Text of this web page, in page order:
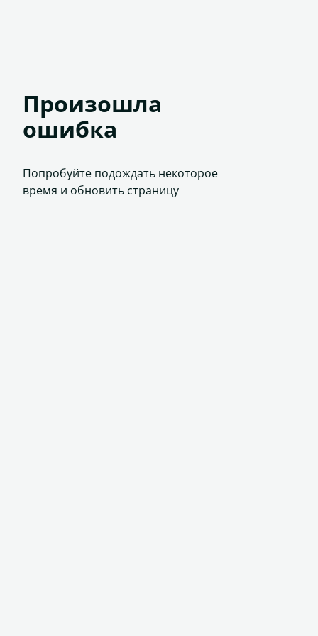
Произошла
ошибка
Попробуйте подождать некоторое
время и обновить страницу